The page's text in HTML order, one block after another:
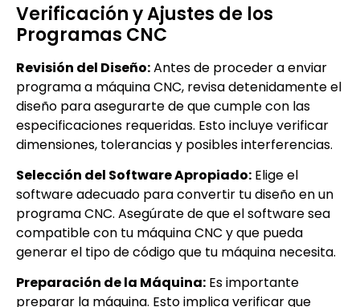
Verificación y Ajustes de los
Programas CNC
Revisión del Diseño:Antes de proceder a enviar
programa a máquina CNC, revisa detenidamente el
diseño para asegurarte de que cumple con las
especificaciones requeridas. Esto incluye verificar
dimensiones, tolerancias y posibles interferencias.
Selección del Software Apropiado: Elige el
software adecuado para convertir tu diseño en un
programa CNC. Asegúrate de que el software sea
compatible con tu máquina CNC y que pueda
generar el tipo de código que tu máquina necesita.
Preparación de la Máquina: Es importante
preparar la máquina. Esto implica verificar que